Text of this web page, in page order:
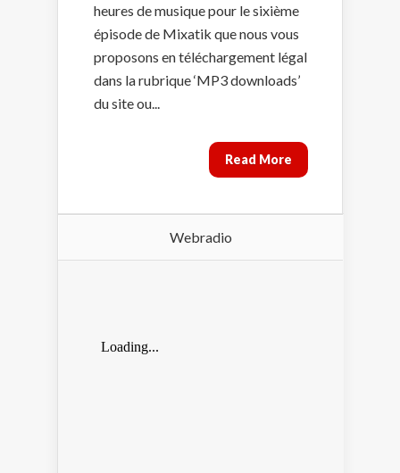
heures de musique pour le sixième
épisode de Mixatik que nous vous
proposons en téléchargement légal
dans la rubrique ‘MP3 downloads’
du site ou...
Read More
Webradio